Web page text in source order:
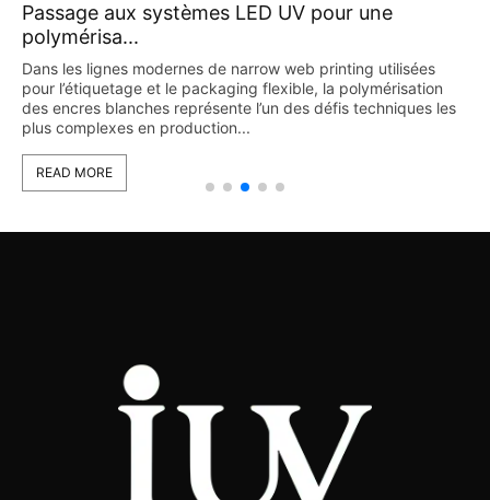
Passage aux systèmes LED UV pour une
polymérisa...
Dans les lignes modernes de narrow web printing utilisées
pour l’étiquetage et le packaging flexible, la polymérisation
des encres blanches représente l’un des défis techniques les
plus complexes en production...
READ MORE